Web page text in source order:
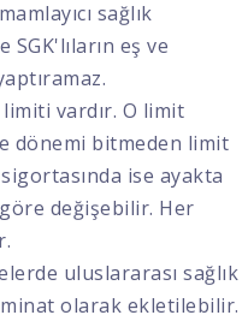
sağlık
eş ve
vardır. O limit
dönemi bitmeden limit
ise ayakta
değişebilir. Her
uluslararası sağlık
olarak ekletilebilir.